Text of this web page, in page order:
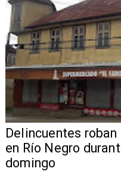
Delincuentes
en Río Negro
domingo